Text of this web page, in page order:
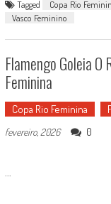
Tagged Copa Rio
Vasco Feminino
Flamengo Goleia
Feminina
Copa Rio Feminina
fevereiro, 2026
0